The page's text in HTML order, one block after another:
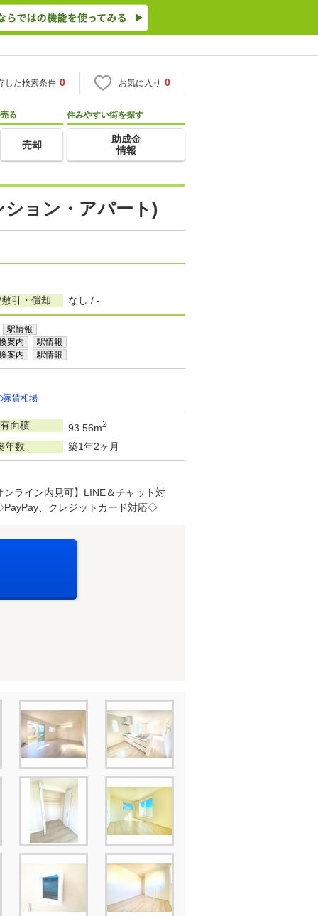
した検索条件 0 お気に入り 0
売る
売却
住みやすい街を探す
助成金
情報
ション・アパート)
引・償却 なし / -
駅情報
案内 駅情報
案内 駅情報
家賃相場
面積 93.56m2
年数 築1年2ヶ月
ライン内見可】LINE＆チャット対
、クレジットカード対応◇